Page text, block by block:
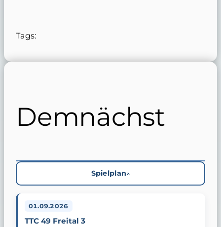
Tags:
Demnächst
Spielplan
01.09.2026
TTC 49 Freital 3